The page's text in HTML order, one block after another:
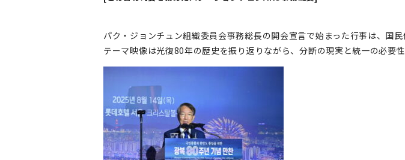
パク・ジョンチュン組織委員会事務総長の開会宣言で始まった行事は、国
テーマ映像は光復80年の歴史を振り返りながら、分断の現実と統一の必要